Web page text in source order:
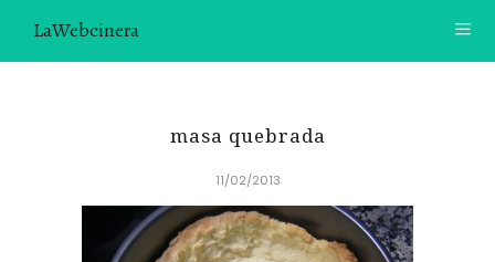
LaWebcinera
CONTACTO
masa quebrada
11/02/2013